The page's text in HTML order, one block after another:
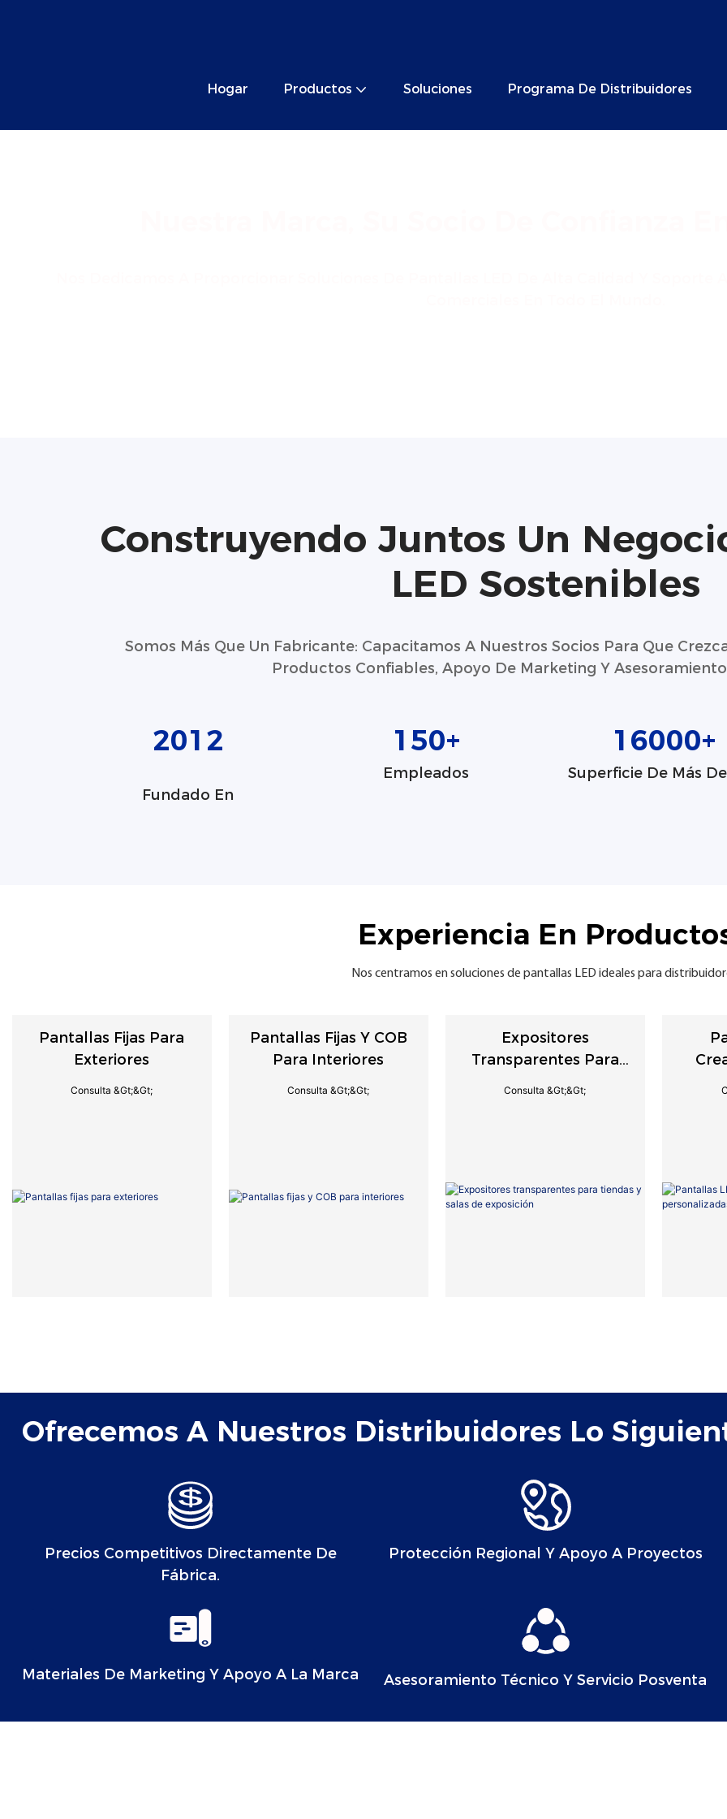
Hogar Productos Soluciones Programa De Distribuidores
Construyendo Juntos Un
LED Sostenibles
Somos Más Que Un Fabricante: Capacitamos A Nuestros Socios Para Que
Productos Confiables, Apoyo De Marketing Y
2012
Fundado En
150+
Empleados
16000+
Superficie De Más De
Experiencia En
Nos centramos en soluciones de pantallas LED ideales para
Pantallas Fijas Para
Exteriores
Consulta &gt;&gt;
Pantallas Fijas Y COB
Para Interiores
Consulta &gt;&gt;
Expositores
Transparentes Para
Consulta &gt;&gt;
Ofrecemos A Nuestros Distribuidores Lo
Precios Competitivos Directamente De
Fábrica.
Protección Regional Y Apoyo A Proyectos
Materiales De Marketing Y Apoyo A La Marca Asesoramiento Técnico Y Servicio Posventa